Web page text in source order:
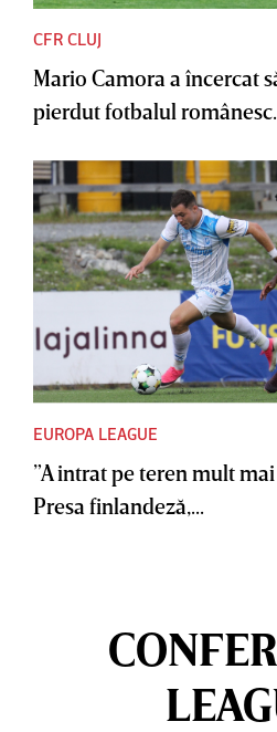
CFR CLUJ
Mario Camora a încercat
pierdut fotbalul
EUROPA LEAGUE
”A intrat pe teren mult
Presa finlandeză,...